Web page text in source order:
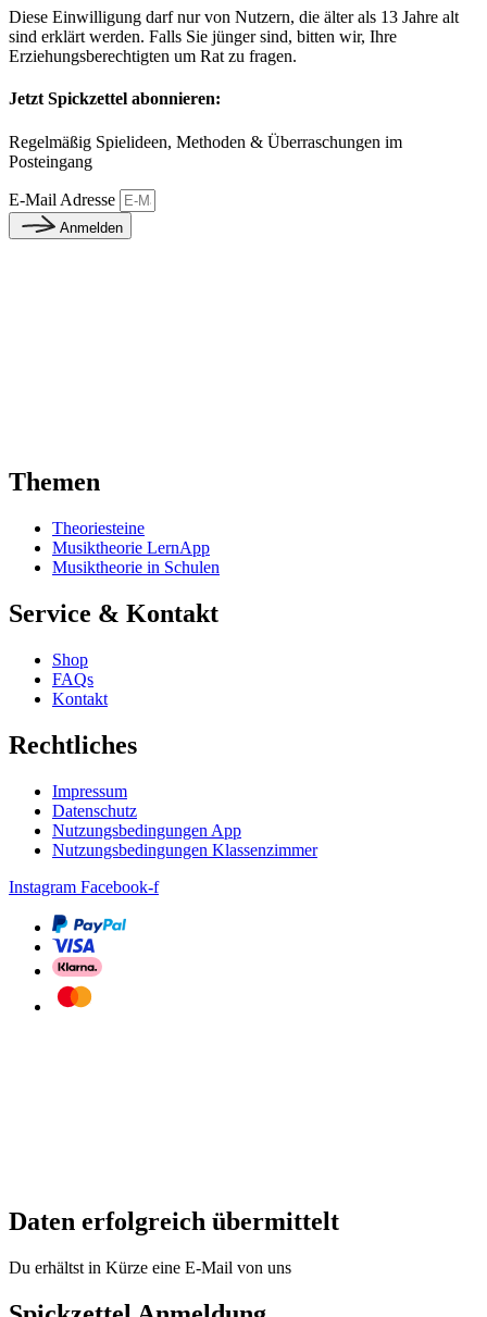
Diese Einwilligung darf nur von Nutzern, die älter als 13 Jahre alt
sind erklärt werden. Falls Sie jünger sind, bitten wir, Ihre
Erziehungsberechtigten um Rat zu fragen.
Jetzt Spickzettel abonnieren:
Regelmäßig Spielideen, Methoden & Überraschungen im
Posteingang
E-Mail Adresse
Anmelden
Themen
Theoriesteine
Musiktheorie LernApp
Musiktheorie in Schulen
Service & Kontakt
Shop
FAQs
Kontakt
Rechtliches
Impressum
Datenschutz
Nutzungsbedingungen App
Nutzungsbedingungen Klassenzimmer
Instagram Facebook-f
Daten erfolgreich übermittelt
Du erhältst in Kürze eine E-Mail von uns